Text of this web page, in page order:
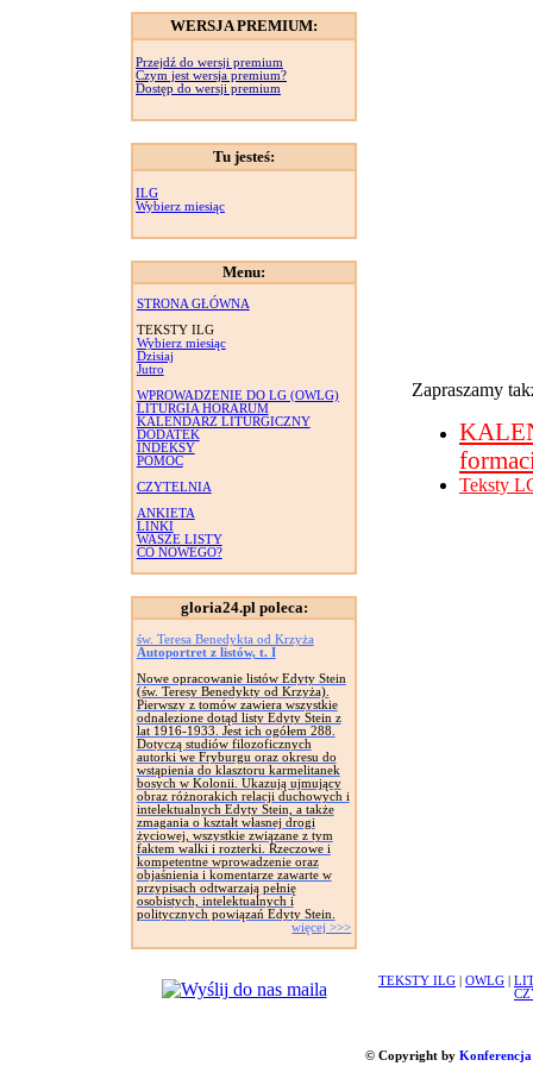
WERSJA PREMIUM:
Przejdź do wersji premium
Czym jest wersja premium?
Dostęp do wersji premium
Tu jesteś:
ILG
Wybierz miesiąc
Menu:
STRONA GŁÓWNA
TEKSTY ILG
Wybierz miesiąc
Dzisiaj
Jutro
WPROWADZENIE DO LG (OWLG)
LITURGIA HORARUM
KALENDARZ LITURGICZNY
DODATEK
INDEKSY
POMOC
CZYTELNIA
ANKIETA
LINKI
WASZE LISTY
CO NOWEGO?
gloria24.pl poleca:
św. Teresa Benedykta od Krzyża
Autoportret z listów, t. I
Nowe opracowanie listów Edyty Stein
(św. Teresy Benedykty od Krzyża).
Pierwszy z tomów zawiera wszystkie
odnalezione dotąd listy Edyty Stein z
lat 1916-1933. Jest ich ogółem 288.
Dotyczą studiów filozoficznych
autorki we Fryburgu oraz okresu do
wstąpienia do klasztoru karmelitanek
bosych w Kolonii. Ukazują ujmujący
obraz różnorakich relacji duchowych i
intelektualnych Edyty Stein, a także
zmagania o kształt własnej drogi
życiowej, wszystkie związane z tym
faktem walki i rozterki. Rzeczowe i
kompetentne wprowadzenie oraz
objaśnienia i komentarze zawarte w
przypisach odtwarzają pełnię
osobistych, intelektualnych i
politycznych powiązań Edyty Stein.
więcej >>>
Zapraszamy
Teksty
TEKSTY ILG OWLG
© Copyright by Konferencja